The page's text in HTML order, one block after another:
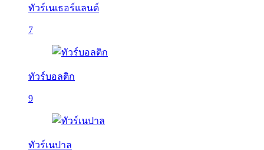
ทัวร์เนเธอร์แลนด์
7
ทัวร์บอลติก
9
ทัวร์เนปาล